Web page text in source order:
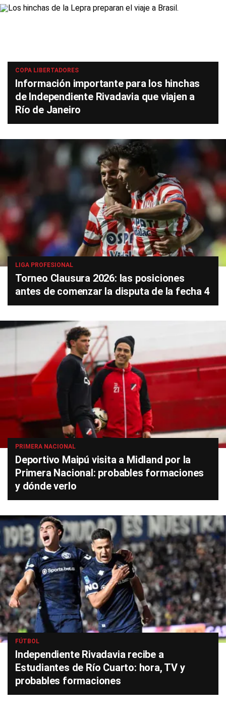
COPA LIBERTADORES
Información importante para los hinchas
de Independiente Rivadavia que viajen a
Río de Janeiro
LIGA PROFESIONAL
Torneo Clausura 2026: las posiciones
antes de comenzar la disputa de la fecha 4
PRIMERA NACIONAL
Deportivo Maipú visita a Midland por la
Primera Nacional: probables formaciones
y dónde verlo
FÚTBOL
Independiente Rivadavia recibe a
Estudiantes de Río Cuarto: hora, TV y
probables formaciones